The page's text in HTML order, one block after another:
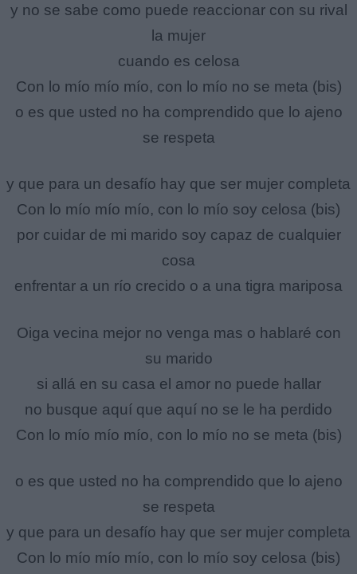
y no se sabe como puede reaccionar con su rival
la mujer
cuando es celosa
Con lo mío mío mío, con lo mío no se meta (bis)
o es que usted no ha comprendido que lo ajeno
se respeta
y que para un desafío hay que ser mujer completa
Con lo mío mío mío, con lo mío soy celosa (bis)
por cuidar de mi marido soy capaz de cualquier
cosa
enfrentar a un río crecido o a una tigra mariposa
Oiga vecina mejor no venga mas o hablaré con
su marido
si allá en su casa el amor no puede hallar
no busque aquí que aquí no se le ha perdido
Con lo mío mío mío, con lo mío no se meta (bis)
o es que usted no ha comprendido que lo ajeno
se respeta
y que para un desafío hay que ser mujer completa
Con lo mío mío mío, con lo mío soy celosa (bis)